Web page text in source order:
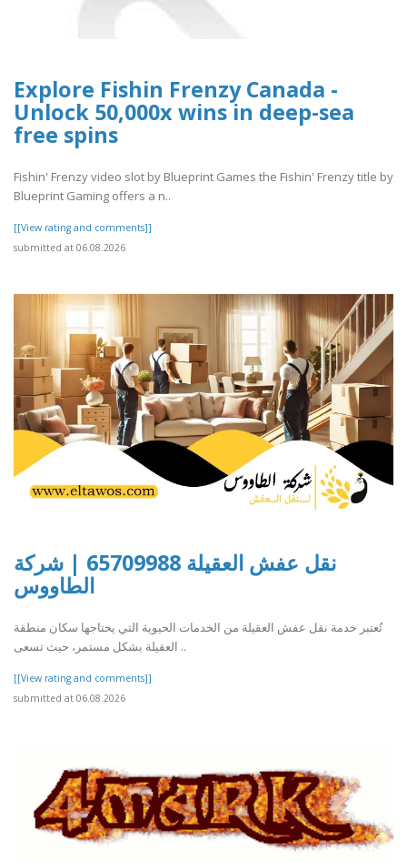
Explore Fishin Frenzy Canada -
Unlock 50,000x wins in deep-sea
free spins
Fishin' Frenzy video slot by Blueprint Games the Fishin' Frenzy title by
Blueprint Gaming offers a n..
[[View rating and comments]]
submitted at 06.08.2026
نقل عفش العقيلة 65709988 | شركة
الطاووس
تُعتبر خدمة نقل عفش العقيلة من الخدمات الحيوية التي يحتاجها سكان منطقة
العقيلة بشكل مستمر، حيث تسعى ..
[[View rating and comments]]
submitted at 06.08.2026